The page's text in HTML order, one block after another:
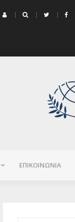
Εξεταστικής
ΕΠΙΚΟΙΝΩΝΙΑ